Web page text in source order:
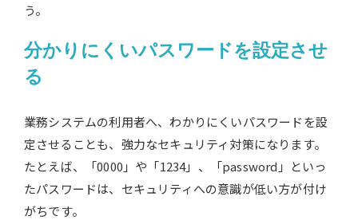
う。
分かりにくいパスワードを設定させ
る
業務システムの利用者へ、わかりにくいパスワードを設
定させることも、強力なセキュリティ対策になります。
たとえば、「0000」や「1234」、「password」といっ
たパスワードは、セキュリティへの意識が低い方が付け
がちです。